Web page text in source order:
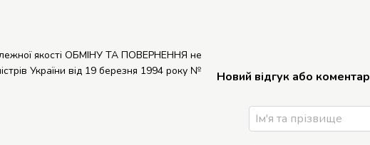
якості ОБМІНУ ТА ПОВЕРНЕННЯ не
України від 19 березня 1994 року №
Новий відгук або коментар